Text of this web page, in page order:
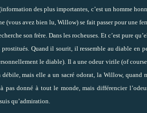
des plus importantes, c’est un homme
(vous avez bien lu, Willow) se fait passer pour une
son frère. Dans les rocheuses. Et c’est pure
Quand il sourit, il ressemble au diable en
le diable). Il a une odeur virile (of
mais elle a un sacré odorat, la Willow, quand
pas donné à tout le monde, mais différencier
qu’admiration.